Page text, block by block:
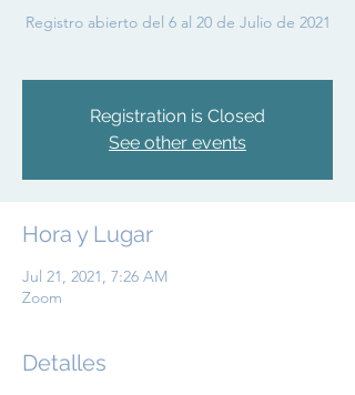
Registro abierto del 6 al 20 de Julio de 2021
Registration is Closed
See other events
Hora y Lugar
Jul 21, 2021, 7:26 AM
Zoom
Detalles